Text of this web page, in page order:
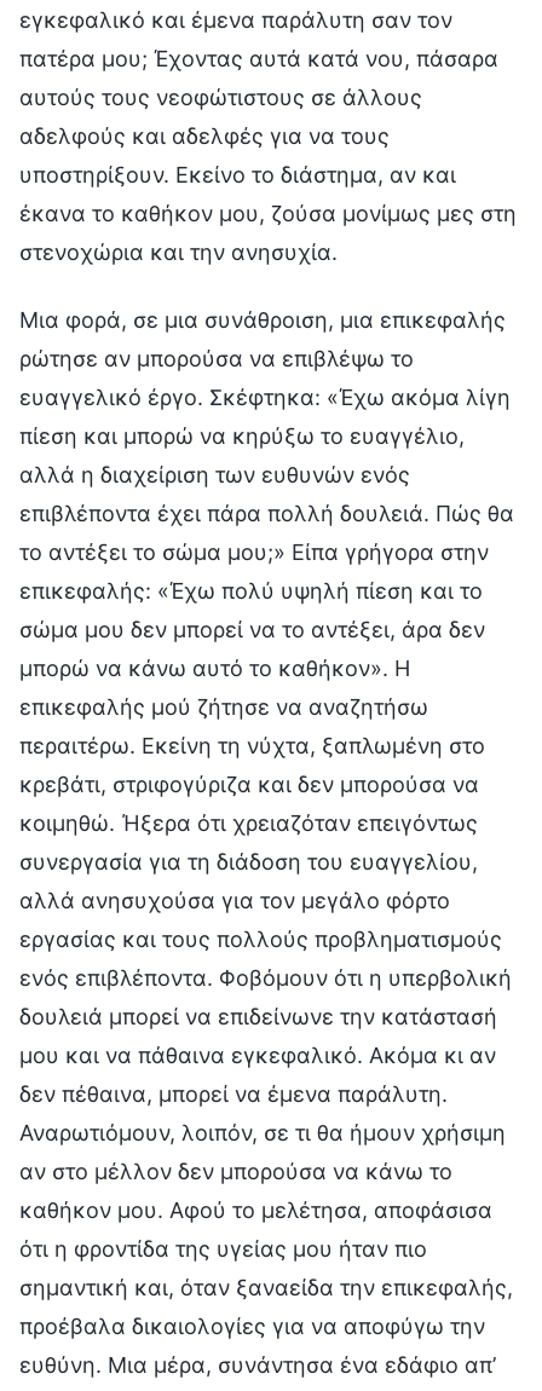
εγκεφαλικό και έμενα παράλυτη σαν τον
πατέρα μου; Έχοντας αυτά κατά νου, πάσαρα
αυτούς τους νεοφώτιστους σε άλλους
αδελφούς και αδελφές για να τους
υποστηρίξουν. Εκείνο το διάστημα, αν και
έκανα το καθήκον μου, ζούσα μονίμως μες στη
στενοχώρια και την ανησυχία.
Μια φορά, σε μια συνάθροιση, μια επικεφαλής
ρώτησε αν μπορούσα να επιβλέψω το
ευαγγελικό έργο. Σκέφτηκα: «Έχω ακόμα λίγη
πίεση και μπορώ να κηρύξω το ευαγγέλιο,
αλλά η διαχείριση των ευθυνών ενός
επιβλέποντα έχει πάρα πολλή δουλειά. Πώς θα
το αντέξει το σώμα μου;» Είπα γρήγορα στην
επικεφαλής: «Έχω πολύ υψηλή πίεση και το
σώμα μου δεν μπορεί να το αντέξει, άρα δεν
μπορώ να κάνω αυτό το καθήκον». Η
επικεφαλής μού ζήτησε να αναζητήσω
περαιτέρω. Εκείνη τη νύχτα, ξαπλωμένη στο
κρεβάτι, στριφογύριζα και δεν μπορούσα να
κοιμηθώ. Ήξερα ότι χρειαζόταν επειγόντως
συνεργασία για τη διάδοση του ευαγγελίου,
αλλά ανησυχούσα για τον μεγάλο φόρτο
εργασίας και τους πολλούς προβληματισμούς
ενός επιβλέποντα. Φοβόμουν ότι η υπερβολική
δουλειά μπορεί να επιδείνωνε την κατάστασή
μου και να πάθαινα εγκεφαλικό. Ακόμα κι αν
δεν πέθαινα, μπορεί να έμενα παράλυτη.
Αναρωτιόμουν, λοιπόν, σε τι θα ήμουν χρήσιμη
αν στο μέλλον δεν μπορούσα να κάνω το
καθήκον μου. Αφού το μελέτησα, αποφάσισα
ότι η φροντίδα της υγείας μου ήταν πιο
σημαντική και, όταν ξαναείδα την επικεφαλής,
προέβαλα δικαιολογίες για να αποφύγω την
ευθύνη. Μια μέρα, συνάντησα ένα εδάφιο απ’